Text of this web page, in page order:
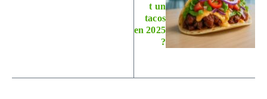
t un
tacos
en 2025
?